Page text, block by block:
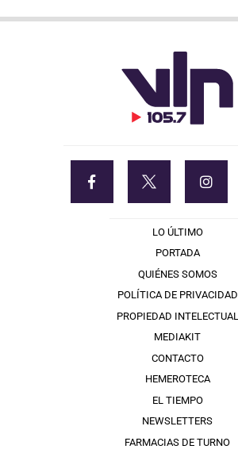
LO ÚLTIMO
PORTADA
QUIÉNES SOMOS
POLÍTICA DE PRIVACIDAD
PROPIEDAD INTELECTUAL
MEDIAKIT
CONTACTO
HEMEROTECA
EL TIEMPO
NEWSLETTERS
FARMACIAS DE TURNO